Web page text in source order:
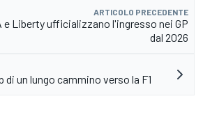
ARTICOLO PRECEDENTE
e Liberty ufficializzano l'ingresso nei GP
dal 2026
un lungo cammino verso la F1